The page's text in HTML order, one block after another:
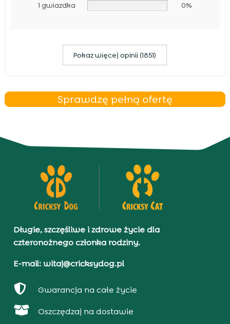
1 gwiazdka 0%
Pokaz więcej opinii (1851)
Sprawdzę pełną ofertę
Długie, szczęśliwe i zdrowe życie dla
czteronożnego członka rodziny.
E-mail: witaj@cricksydog.pl
 Gwarancja na całe życie
 Oszczędzaj na dostawie